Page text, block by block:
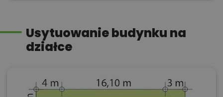
Usytuowanie budynku na
działce